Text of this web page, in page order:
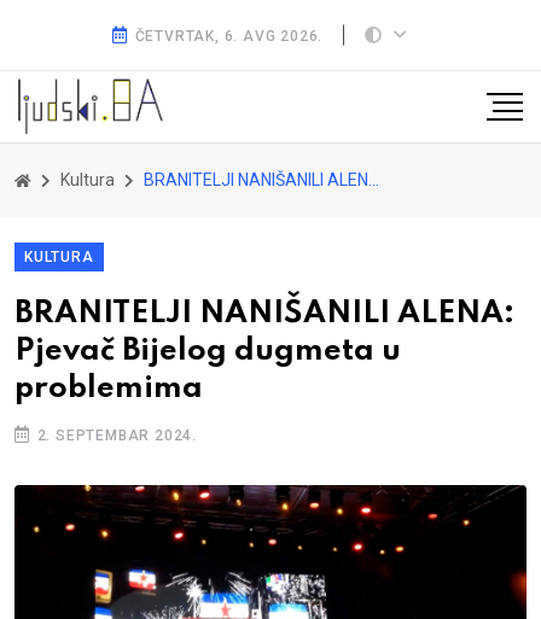
ČETVRTAK, 6. AVG 2026.
Kultura BRANITELJI NANIŠANILI ALENA: Pjevač Bijelog dugmeta u problemima
KULTURA
BRANITELJI NANIŠANILI ALENA:
Pjevač Bijelog dugmeta u
problemima
2. SEPTEMBAR 2024.